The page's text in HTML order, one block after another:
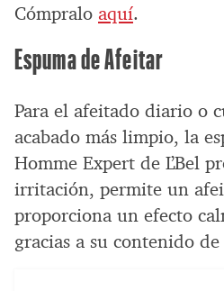
Cómpralo aquí.
Espuma de Afeitar
Para el afeitado diario o
acabado más limpio, la
Homme Expert de L’Bel
irritación, permite un
proporciona un efecto
gracias a su contenido